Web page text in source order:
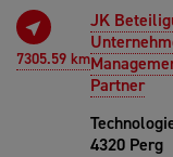
7305.59 km
JK
Partner
4320 Perg